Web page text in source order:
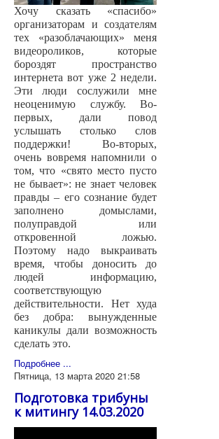
Хочу сказать «спасибо»
организаторам и создателям
тех «разоблачающих» меня
видеороликов, которые
бороздят пространство
интернета вот уже 2 недели.
Эти люди сослужили мне
неоценимую службу. Во-
первых, дали повод
услышать столько слов
поддержки! Во-вторых,
очень вовремя напомнили о
том, что «свято место пусто
не бывает»: не знает человек
правды – его сознание будет
заполнено домыслами,
полуправдой или
откровенной ложью.
Поэтому надо выкраивать
время, чтобы доносить до
людей информацию,
соответствующую
действительности. Нет худа
без добра: вынужденные
каникулы дали возможность
сделать это.
Подробнее ...
Пятница, 13 марта 2020 21:58
Подготовка трибуны
к митингу 14.03.2020